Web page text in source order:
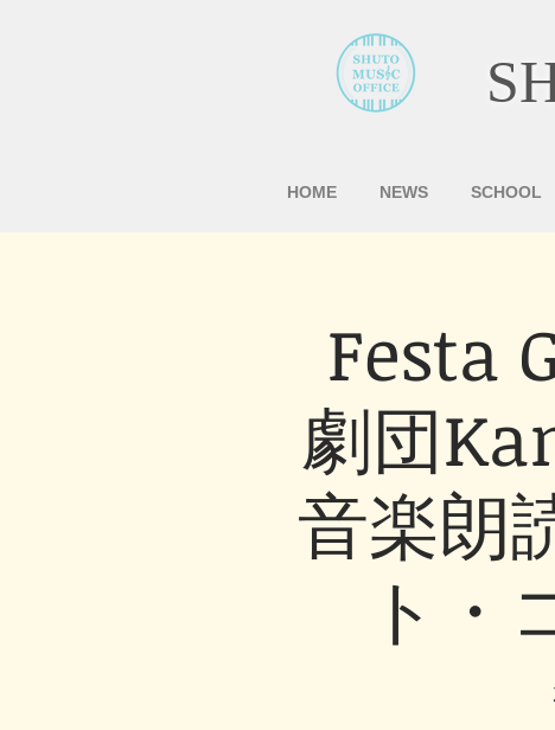
HOME NEWS SCHOOL
Festa
劇団
音楽朗
ト・